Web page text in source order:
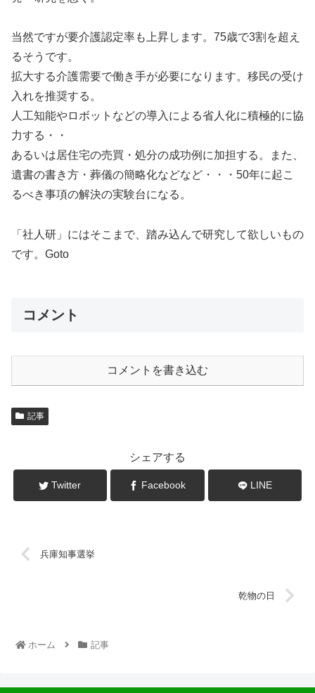
当然ですが要介護認定率も上昇します。75歳で3割を超え
るそうです。
拡大する介護需要で働き手が必要になります。移民の受け
入れを推奨する。
人工知能やロボットなどの導入による省人化に積極的に協
力する・・
あるいは居住宅の売買・処分の成功例に加担する。また、
遺書の書き方・葬儀の簡略化などなど・・・50年に起こ
るべき事項の解決の実験台になる。
「社人研」にはそこまで、踏み込んで研究して欲しいもの
です。Goto
コメント
コメントを書き込む
記事
シェアする
Twitter Facebook LINE
兵庫知事選挙
乾物の日
ホーム 記事